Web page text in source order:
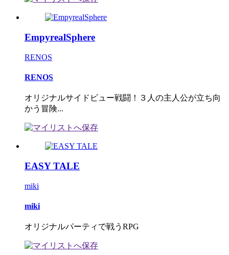
EmpyrealSphere
RENOS
RENOS
オリジナルサイドビュー戦闘！３人の主人公が立ち向
かう冒険...
EASY TALE
miki
miki
オリジナルパーティで戦うRPG